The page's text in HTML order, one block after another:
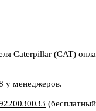
Caterpillar (CAT)
у менеджеров.